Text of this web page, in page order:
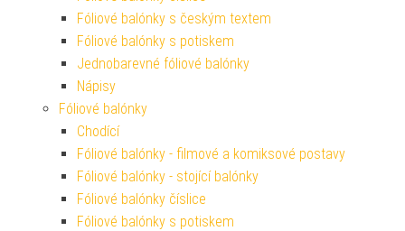
Fóliové balónky s českým textem
Fóliové balónky s potiskem
Jednobarevné fóliové balónky
Nápisy
Fóliové balónky
Chodící
Fóliové balónky - filmové a komiksové postavy
Fóliové balónky - stojící balónky
Fóliové balónky číslice
Fóliové balónky s potiskem